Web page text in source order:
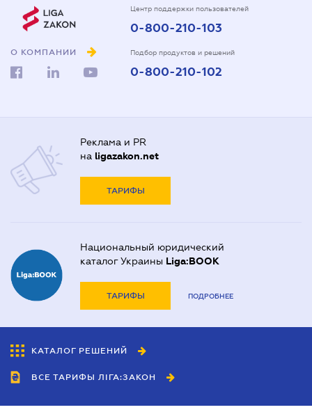
О КОМПАНИИ
Центр поддержки пользователей
0-800-210-103
Подбор продуктов и решений
0-800-210-102
Реклама и PR
на ligazakon.net
ТАРИФЫ
Национальный юридический
каталог Украины Liga:BOOK
ТАРИФЫ ПОДРОБНЕЕ
КАТАЛОГ РЕШЕНИЙ
ВСЕ ТАРИФЫ ЛІГА:ЗАКОН